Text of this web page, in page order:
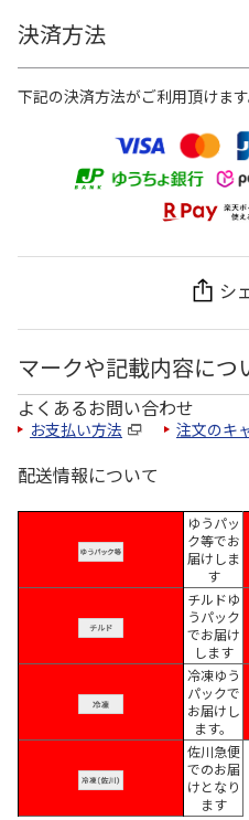
決済方法
下記の決済方法がご利用頂けます
シ
マークや記載内容につ
よくあるお問い合わせ
お支払い方法 注文のキ
配送情報について
ゆうパッ
ク等でお
届けしま
す
チルドゆ
うパック
でお届け
します
冷凍ゆう
パックで
お届けし
ます。
佐川急便
でのお届
けとなり
ます